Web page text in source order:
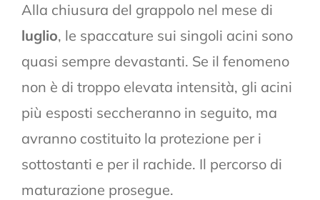
Alla chiusura del grappolo nel mese di
luglio, le spaccature sui singoli acini sono
quasi sempre devastanti. Se il fenomeno
non è di troppo elevata intensità, gli acini
più esposti seccheranno in seguito, ma
avranno costituito la protezione per i
sottostanti e per il rachide. Il percorso di
maturazione prosegue.